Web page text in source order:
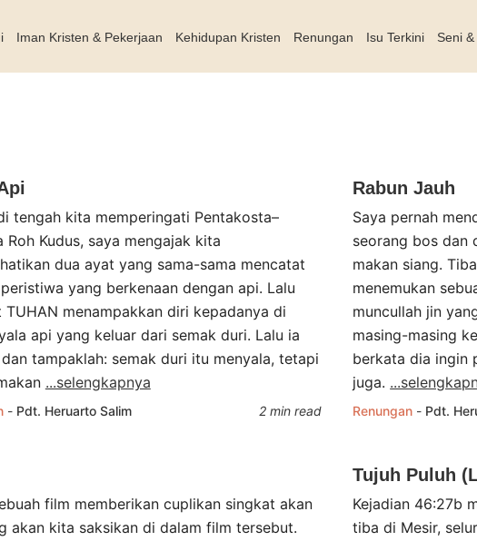
Iman Kristen & Pekerjaan Kehidupan Kristen Renungan Isu Terkini Seni
tengah kita memperingati Pentakosta–
Roh Kudus, saya mengajak kita
dua ayat yang sama-sama mencatat
yang berkenaan dengan api. Lalu
TUHAN menampakkan diri kepadanya di
api yang keluar dari semak duri. Lalu ia
tampaklah: semak duri itu menyala, tetapi
...selengkapnya
- Pdt. Heruarto Salim 2 min read
Rabun Jauh
Saya pernah
seorang bos dan
makan siang.
menemukan
muncullah jin
masing-masing
berkata dia ingin
juga.
Renungan - Pdt.
film memberikan cuplikan singkat akan
akan kita saksikan di dalam film tersebut.
Tujuh Puluh
Kejadian 46:27b
tiba di Mesir,